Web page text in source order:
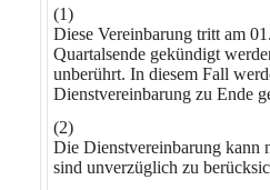
(1)
Diese Vereinbarung tritt am
Quartalsende gekündigt
unberührt. In diesem Fall
Dienstvereinbarung zu Ende
(2)
Die Dienstvereinbarung kann
sind unverzüglich zu